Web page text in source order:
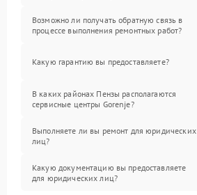
Возможно ли получать обратную связь в
процессе выполнения ремонтных работ?
Какую гарантию вы предоставляете?
В каких районах Пензы располагаются
сервисные центры Gorenje?
Выполняете ли вы ремонт для юридических
лиц?
Какую документацию вы предоставляете
для юридических лиц?